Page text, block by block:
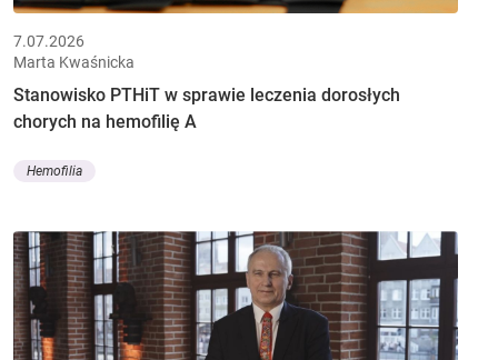
7.07.2026
Marta Kwaśnicka
Stanowisko PTHiT w sprawie leczenia dorosłych
chorych na hemofilię A
Hemofilia